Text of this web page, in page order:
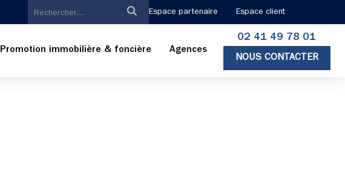
Espace partenaire Espace client
Promotion immobilière & foncière Agences
02 41 49 78 01
NOUS CONTACTER